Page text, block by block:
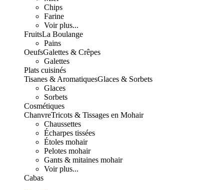
Chips
Farine
Voir plus...
FruitsLa Boulange
Pains
OeufsGalettes & Crêpes
Galettes
Plats cuisinés
Tisanes & AromatiquesGlaces & Sorbets
Glaces
Sorbets
Cosmétiques
ChanvreTricots & Tissages en Mohair
Chaussettes
Écharpes tissées
Étoles mohair
Pelotes mohair
Gants & mitaines mohair
Voir plus...
Cabas